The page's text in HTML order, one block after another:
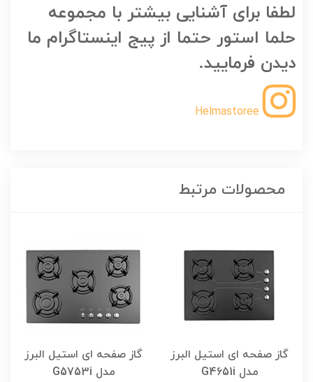
لطفا برای آشنایی بیشتر با مجموعه
حلما استور حتما از پیج اینستاگرام ما
دیدن فرمایید.
Helmastoree
محصولات مرتبط
گاز صفحه ای استیل البرز
مدل G4651i
گاز صفحه ای استیل البرز
مدل G5753i